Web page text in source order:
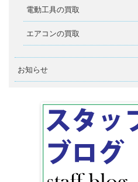
電動工具の買取
エアコンの買取
お知らせ